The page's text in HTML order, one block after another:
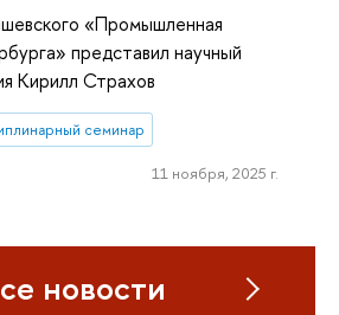
«Промышленная
представил научный
Кирилл Страхов
семинар
11 ноября, 2025 г.
новости